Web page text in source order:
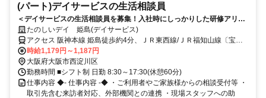
(パート)デイサービスの生活相談員
＜デイサービスの生活相談員を募集！入社時にしっかりした研修アリ☆
＞生活相談員スタッフ！研修制度が充実しているのでブランクがある方
も安心です。シフト制で働きやすさが魅力◎
たのしいデイ 姫島(デイサービス)
アクセス 阪神本線 姫島徒歩約4分、ＪＲ東西線/ＪＲ福知山線〔宝塚
線〕 御幣島8a口徒歩約8分、ＪＲ東海道本線 塚本西口徒歩約19分 阪
神本線「姫島」駅から徒歩約4分
時給1,179円～1,187円
大阪府大阪市西淀川区
勤務時間 ■シフト制 日勤 8:30～17:30(休憩60分)
仕事内容 ◆- 仕事内容 -◆ ・ご利用者やご家族様からの相談受付等 ・
取引先含む来訪者対応、外部機関との連携 ・現場スタッフへの助